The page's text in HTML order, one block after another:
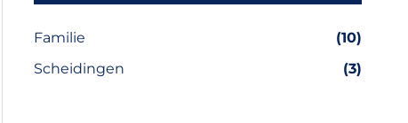
Familie
(10)
Scheidingen
(3)